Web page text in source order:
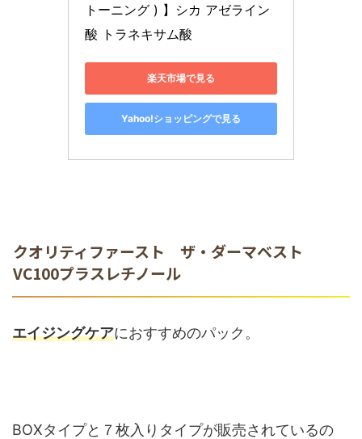
トーニング ) 】シカ アゼライン
酸 トラネキサム酸
楽天市場で見る
Yahoo!ショッピングで見る
クオリティファースト ザ・ダーマベスト
VC100プラスレチノール
エイジングケアにおすすめのパック。
BOXタイプと７枚入りタイプが販売されているの